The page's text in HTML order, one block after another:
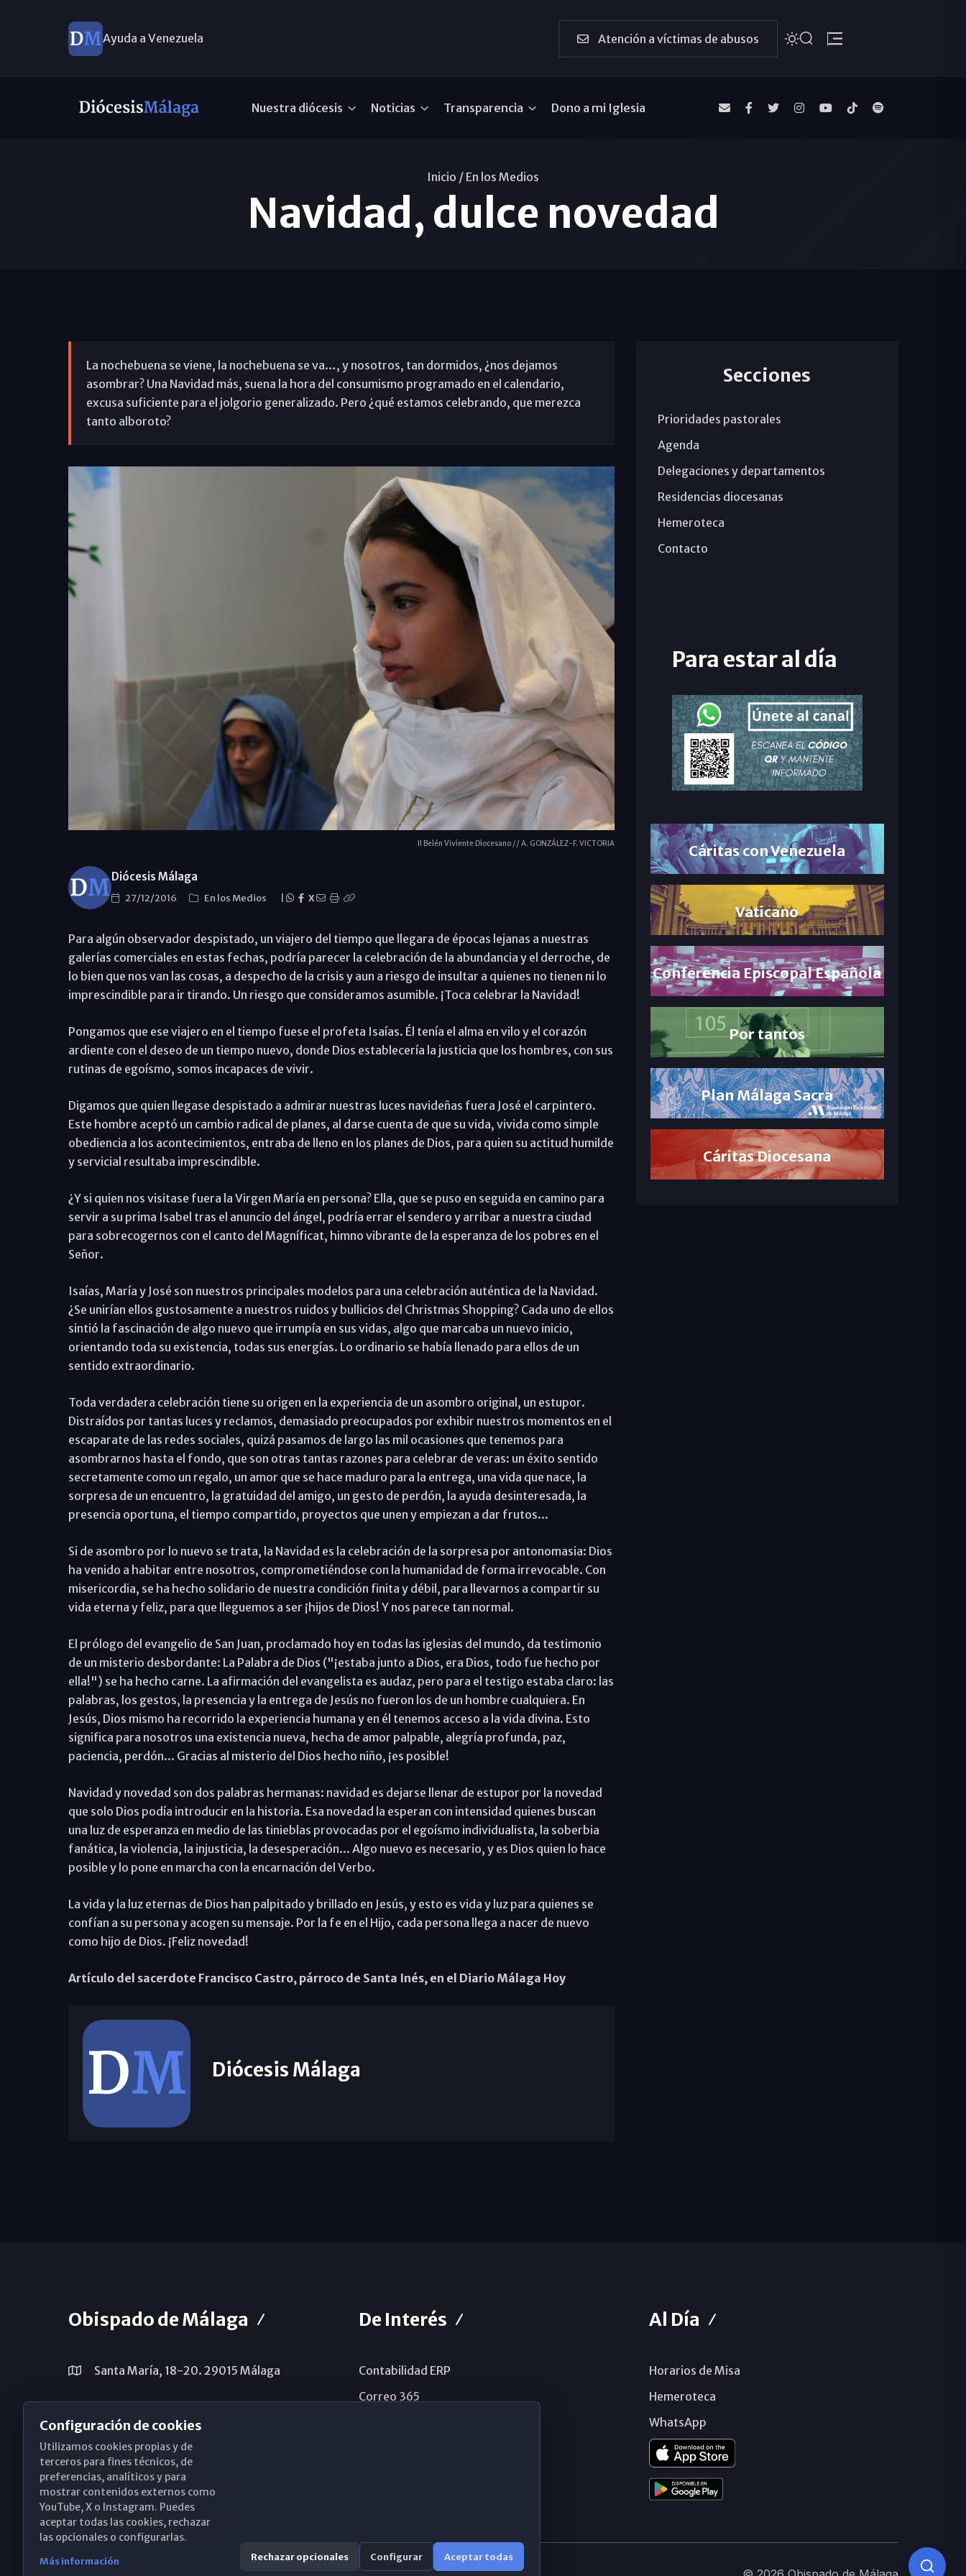
Ayuda a Venezuela Atención a víctimas de abusos
Nuestra diócesis Noticias Transparencia Dono a mi Iglesia
Inicio / En los Medios
Navidad, dulce novedad
La nochebuena se viene, la nochebuena se va…, y nosotros, tan dormidos, ¿nos dejamos
asombrar? Una Navidad más, suena la hora del consumismo programado en el calendario,
excusa suficiente para el jolgorio generalizado. Pero ¿qué estamos celebrando, que merezca
tanto alboroto?
II Belén Viviente Diocesano // A. GONZÁLEZ-F. VICTORIA
Diócesis Málaga
27/12/2016 En los Medios X
Para algún observador despistado, un viajero del tiempo que llegara de épocas lejanas a nuestras
galerías comerciales en estas fechas, podría parecer la celebración de la abundancia y el derroche, de
lo bien que nos van las cosas, a despecho de la crisis y aun a riesgo de insultar a quienes no tienen ni lo
imprescindible para ir tirando. Un riesgo que consideramos asumible. ¡Toca celebrar la Navidad!
Pongamos que ese viajero en el tiempo fuese el profeta Isaías. Él tenía el alma en vilo y el corazón
ardiente con el deseo de un tiempo nuevo, donde Dios establecería la justicia que los hombres, con sus
rutinas de egoísmo, somos incapaces de vivir.
Digamos que quien llegase despistado a admirar nuestras luces navideñas fuera José el carpintero.
Este hombre aceptó un cambio radical de planes, al darse cuenta de que su vida, vivida como simple
obediencia a los acontecimientos, entraba de lleno en los planes de Dios, para quien su actitud humilde
y servicial resultaba imprescindible.
¿Y si quien nos visitase fuera la Virgen María en persona? Ella, que se puso en seguida en camino para
servir a su prima Isabel tras el anuncio del ángel, podría errar el sendero y arribar a nuestra ciudad
para sobrecogernos con el canto del Magníficat, himno vibrante de la esperanza de los pobres en el
Señor.
Isaías, María y José son nuestros principales modelos para una celebración auténtica de la Navidad.
¿Se unirían ellos gustosamente a nuestros ruidos y bullicios del Christmas Shopping? Cada uno de ellos
sintió la fascinación de algo nuevo que irrumpía en sus vidas, algo que marcaba un nuevo inicio,
orientando toda su existencia, todas sus energías. Lo ordinario se había llenado para ellos de un
sentido extraordinario.
Toda verdadera celebración tiene su origen en la experiencia de un asombro original, un estupor.
Distraídos por tantas luces y reclamos, demasiado preocupados por exhibir nuestros momentos en el
escaparate de las redes sociales, quizá pasamos de largo las mil ocasiones que tenemos para
asombrarnos hasta el fondo, que son otras tantas razones para celebrar de veras: un éxito sentido
secretamente como un regalo, un amor que se hace maduro para la entrega, una vida que nace, la
sorpresa de un encuentro, la gratuidad del amigo, un gesto de perdón, la ayuda desinteresada, la
presencia oportuna, el tiempo compartido, proyectos que unen y empiezan a dar frutos...
Si de asombro por lo nuevo se trata, la Navidad es la celebración de la sorpresa por antonomasia: Dios
ha venido a habitar entre nosotros, comprometiéndose con la humanidad de forma irrevocable. Con
misericordia, se ha hecho solidario de nuestra condición finita y débil, para llevarnos a compartir su
vida eterna y feliz, para que lleguemos a ser ¡hijos de Dios! Y nos parece tan normal.
El prólogo del evangelio de San Juan, proclamado hoy en todas las iglesias del mundo, da testimonio
de un misterio desbordante: La Palabra de Dios ("¡estaba junto a Dios, era Dios, todo fue hecho por
ella!") se ha hecho carne. La afirmación del evangelista es audaz, pero para el testigo estaba claro: las
palabras, los gestos, la presencia y la entrega de Jesús no fueron los de un hombre cualquiera. En
Jesús, Dios mismo ha recorrido la experiencia humana y en él tenemos acceso a la vida divina. Esto
significa para nosotros una existencia nueva, hecha de amor palpable, alegría profunda, paz,
paciencia, perdón... Gracias al misterio del Dios hecho niño, ¡es posible!
Navidad y novedad son dos palabras hermanas: navidad es dejarse llenar de estupor por la novedad
que solo Dios podía introducir en la historia. Esa novedad la esperan con intensidad quienes buscan
una luz de esperanza en medio de las tinieblas provocadas por el egoísmo individualista, la soberbia
fanática, la violencia, la injusticia, la desesperación... Algo nuevo es necesario, y es Dios quien lo hace
posible y lo pone en marcha con la encarnación del Verbo.
La vida y la luz eternas de Dios han palpitado y brillado en Jesús, y esto es vida y luz para quienes se
confían a su persona y acogen su mensaje. Por la fe en el Hijo, cada persona llega a nacer de nuevo
como hijo de Dios. ¡Feliz novedad!
Artículo del sacerdote Francisco Castro, párroco de Santa Inés, en el Diario Málaga Hoy
Diócesis Málaga
Secciones
Prioridades pastorales
Agenda
Delegaciones y departamentos
Residencias diocesanas
Hemeroteca
Contacto
Para estar al día
Cáritas con Venezuela
Vaticano
Conferencia Episcopal Española
Por tantos
Plan Málaga Sacra
Cáritas Diocesana
Obispado de Málaga
Santa María, 18-20. 29015 Málaga
(+34) 952 224 386
obispado@diocesismalaga.es
De Interés
Contabilidad ERP
Correo 365
Al Día
Horarios de Misa
Hemeroteca
WhatsApp
Configuración de cookies
Utilizamos cookies propias y de
terceros para fines técnicos, de
preferencias, analíticos y para
mostrar contenidos externos como
YouTube, X o Instagram. Puedes
aceptar todas las cookies, rechazar
las opcionales o configurarlas.
Más información Rechazar opcionales Configurar Aceptar todas